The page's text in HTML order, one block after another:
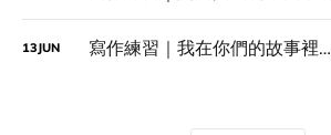
13JUN 寫作練習｜我在你們的故事裡，也看到我想說的故事 ── 關於輔大影傳系畢製